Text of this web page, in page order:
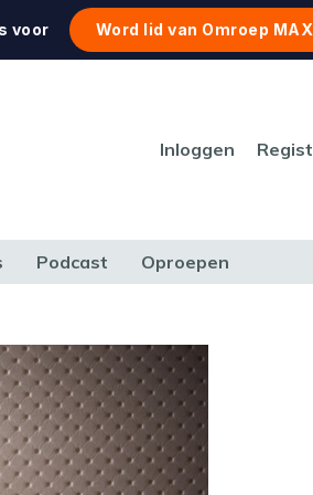
voor Word lid van Omroep MAX
Inloggen
Podcast Oproepen